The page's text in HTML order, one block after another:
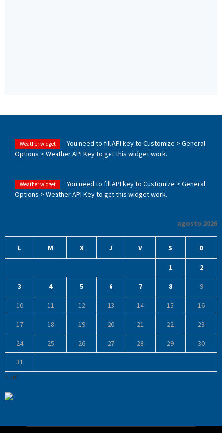
Weather widget
You need to fill API key to Customize > General
Options > Weather API Key to get this widget work.
Weather widget
You need to fill API key to Customize > General
Options > Weather API Key to get this widget work.
agosto 2026
L M X J V S D
1 2
3 4 5 6 7 8 9
10 11 12 13 14 15 16
17 18 19 20 21 22 23
24 25 26 27 28 29 30
31
« Jul